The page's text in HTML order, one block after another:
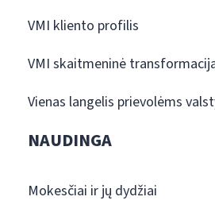
VMI kliento profilis
VMI skaitmeninė
Vienas langelis prievolėms
NAUDINGA
Mokesčiai ir jų dydžiai